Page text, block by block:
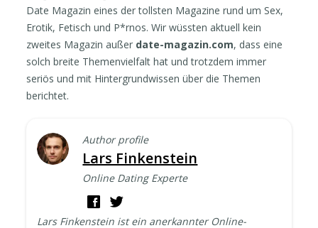
Date Magazin eines der tollsten Magazine rund um Sex,
Erotik, Fetisch und P*rnos. Wir wüssten aktuell kein
zweites Magazin außer date-magazin.com, dass eine
solch breite Themenvielfalt hat und trotzdem immer
seriös und mit Hintergrundwissen über die Themen
berichtet.
Author profile
Lars Finkenstein
Online Dating Experte
Lars Finkenstein ist ein anerkannter Online-